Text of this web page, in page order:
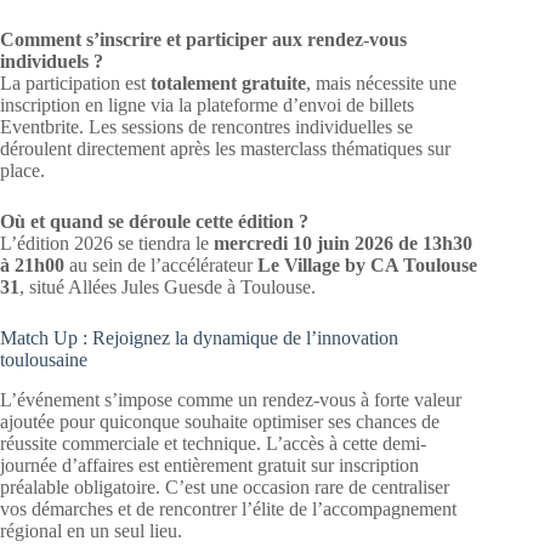
Comment s’inscrire et participer aux rendez-vous
individuels ?
La participation est totalement gratuite, mais nécessite une
inscription en ligne via la plateforme d’envoi de billets
Eventbrite. Les sessions de rencontres individuelles se
déroulent directement après les masterclass thématiques sur
place.
Où et quand se déroule cette édition ?
L’édition 2026 se tiendra le mercredi 10 juin 2026 de 13h30
à 21h00 au sein de l’accélérateurLe Village by CA Toulouse
31, situé Allées Jules Guesde à Toulouse.
Match Up : Rejoignez la dynamique de l’innovation
toulousaine
L’événement s’impose comme un rendez-vous à forte valeur
ajoutée pour quiconque souhaite optimiser ses chances de
réussite commerciale et technique. L’accès à cette demi-
journée d’affaires est entièrement gratuit sur inscription
préalable obligatoire. C’est une occasion rare de centraliser
vos démarches et de rencontrer l’élite de l’accompagnement
régional en un seul lieu.